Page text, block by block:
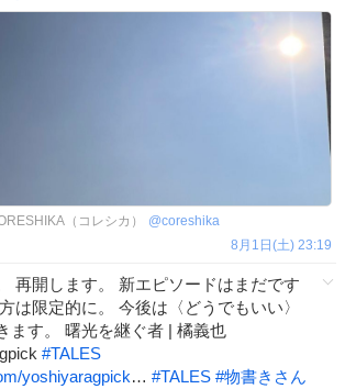
（コレシカ） @coreshika
8月1日(土) 23:19
再開します。 新エピソードはまだです
は限定的に。 今後は〈どうでもいい〉
ます。 曙光を継ぐ者 | 橘義也
#TALES
yoshiyaragpick… #TALES #物書きさん